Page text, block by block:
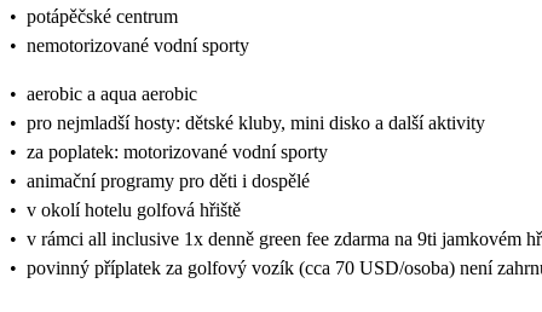
• potápěčské centrum
• nemotorizované vodní sporty
• aerobic a aqua aerobic
• pro nejmladší hosty: dětské kluby, mini disko a další aktivity
• za poplatek: motorizované vodní sporty
• animační programy pro děti i dospělé
• v okolí hotelu golfová hřiště
• v rámci all inclusive 1x denně green fee zdarma na 9ti jamkovém
• povinný příplatek za golfový vozík (cca 70 USD/osoba) není